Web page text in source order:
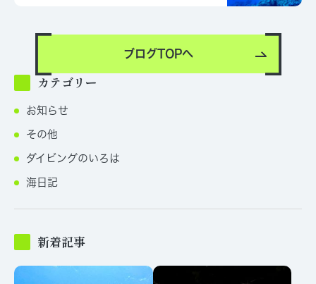
ブログTOPへ
カテゴリー
お知らせ
その他
ダイビングのいろは
海日記
新着記事